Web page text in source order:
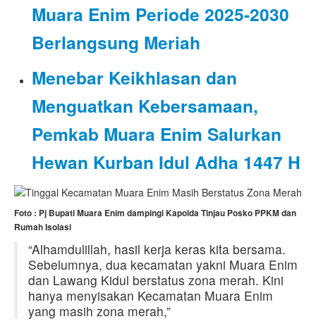
Muara Enim Periode 2025-2030
Berlangsung Meriah
Menebar Keikhlasan dan
Menguatkan Kebersamaan,
Pemkab Muara Enim Salurkan
Hewan Kurban Idul Adha 1447 H
Foto : Pj Bupati Muara Enim dampingi Kapolda Tinjau Posko PPKM dan
Rumah Isolasi
“Alhamdulillah, hasil kerja keras kita bersama.
Sebelumnya, dua kecamatan yakni Muara Enim
dan Lawang Kidul berstatus zona merah. Kini
hanya menyisakan Kecamatan Muara Enim
yang masih zona merah,”